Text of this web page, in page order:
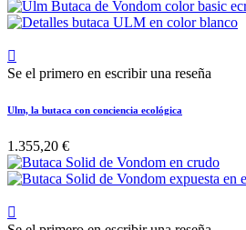

Se el primero en escribir una reseña
Ulm, la butaca con conciencia ecológica
1.355,20 €
